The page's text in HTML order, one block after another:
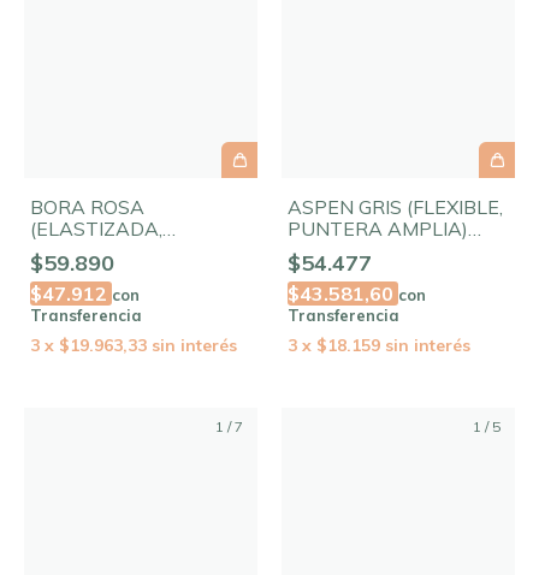
BORA ROSA
(ELASTIZADA,
ANTIDESLIZANTE Y
FLEXIBLE)
$59.890
$47.912 con
Transferencia
3 x $19.963,33 sin interés
ASPEN GRIS (FLEXIBLE,
PUNTERA AMPLIA)
EDICIÓN LIMITADA!
$54.477
$43.581,60 con
Transferencia
3 x $18.159 sin interés
1 /7 1 / 5